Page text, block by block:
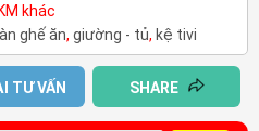
khác
ghế ăn, giường - tủ, kệ tivi
TƯ VẤN SHARE